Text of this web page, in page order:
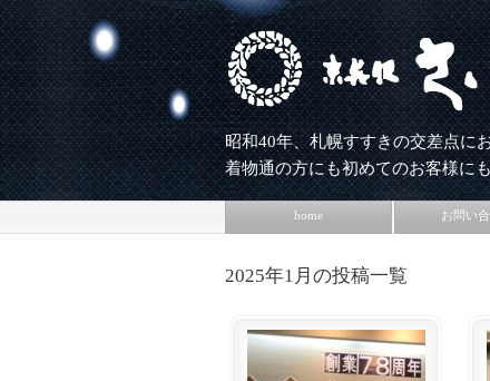
昭和40年、札幌すすきの交差点に
着物通の方にも初めてのお客様に
home お問い
2025年1月の投稿一覧